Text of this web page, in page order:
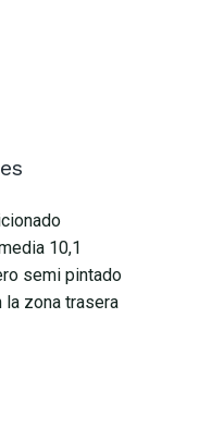
10,1
semi pintado
la zona trasera